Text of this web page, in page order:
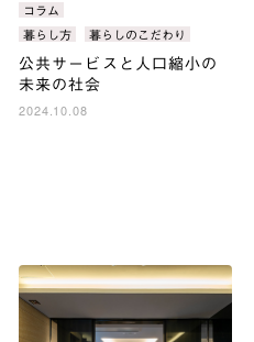
カ
テ
ゴ
リ：
コラム
タ
暮らし方 暮らしのこだわり
公共サービスと人口縮小の
未来の社会
2024.10.08